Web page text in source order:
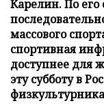
Карелин. По его
массового
спортивная
доступнее для
эту субботу в